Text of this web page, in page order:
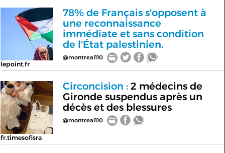
lepoint.fr
78% de Français s'opposent à
une reconnaissance
immédiate et sans condition
de l'État palestinien.
@montreal110
fr.timesofisra
Circoncision :2 médecins de
Gironde suspendus après un
décès et des blessures
@montreal110